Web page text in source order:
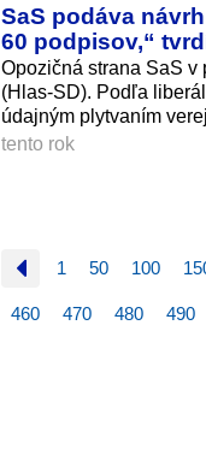
SaS podáva
60 podpisov,“
Opozičná strana SaS v
(Hlas-SD). Podľa
údajným plytvaním
tento rok
1 50 100
460 470 480 490